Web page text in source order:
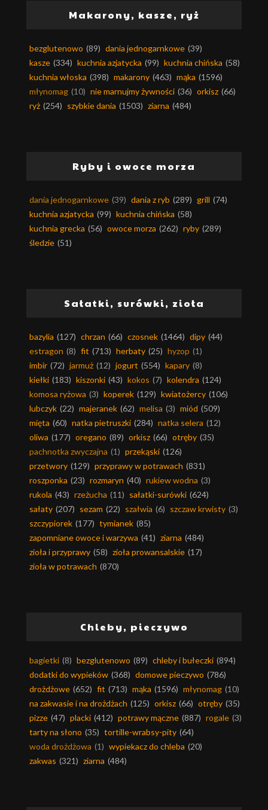
Makarony, kasze, ryż
bezglutenowo (89) dania jednogarnkowe (39)
kasze (334) kuchnia azjatycka (99) kuchnia chińska (58)
kuchnia włoska (398) makarony (463) mąka (1596)
młynomag (10) nie marnujmy żywności (36) orkisz (66)
ryż (254) szybkie dania (1503) ziarna (484)
Ryby i owoce morza
dania jednogarnkowe (39) dania z ryb (289) grill (74)
kuchnia azjatycka (99) kuchnia chińska (58)
kuchnia grecka (56) owoce morza (262) ryby (289)
śledzie (51)
Sałatki, surówki, zioła
bazylia (127) chrzan (66) czosnek (1464) dipy (44)
estragon (8) fit (713) herbaty (25) hyzop (1)
imbir (72) jarmuż (12) jogurt (554) kapary (8)
kiełki (183) kiszonki (43) kokos (7) kolendra (124)
komosa ryżowa (3) koperek (129) kwiatożercy (106)
lubczyk (22) majeranek (62) melisa (3) miód (509)
mięta (60) natka pietruszki (284) natka selera (12)
oliwa (177) oregano (89) orkisz (66) otręby (35)
pachnotka zwyczajna (1) przekąski (126)
przetwory (129) przyprawy w potrawach (831)
roszponka (23) rozmaryn (40) rukiew wodna (3)
rukola (43) rzeżucha (11) sałatki-surówki (624)
sałaty (207) sezam (22) szałwia (6) szczaw krwisty (3)
szczypiorek (177) tymianek (85)
zapomniane owoce i warzywa (41) ziarna (484)
zioła i przyprawy (58) zioła prowansalskie (17)
zioła w potrawach (870)
Chleby, pieczywo
bagietki (8) bezglutenowo (89) chleby i bułeczki (894)
dodatki do wypieków (368) domowe pieczywo (786)
drożdżowe (652) fit (713) mąka (1596) młynomag (10)
na zakwasie i na drożdżach (125) orkisz (66) otręby (35)
pizze (47) placki (412) potrawy mączne (887) rogale (3)
tarty na słono (35) tortille-wrabsy-pity (64)
woda drożdżowa (1) wypiekacz do chleba (20)
zakwas (321) ziarna (484)